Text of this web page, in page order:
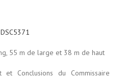
55 m de large et 38 m de haut
Conclusions du Commissaire